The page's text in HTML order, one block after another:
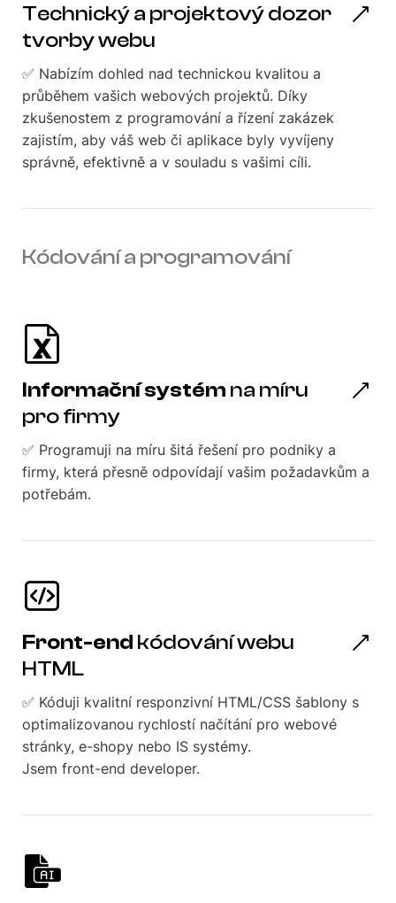
Technický a projektový dozor
tvorby webu
✅ Nabízím dohled nad technickou kvalitou a
průběhem vašich webových projektů. Díky
zkušenostem z programování a řízení zakázek
zajistím, aby váš web či aplikace byly vyvíjeny
správně, efektivně a v souladu s vašimi cíli.
Kódování a programování
Informační systém na míru
pro firmy
✅ Programuji na míru šitá řešení pro podniky a
firmy, která přesně odpovídají vašim požadavkům a
potřebám.
Front-end kódování webu
HTML
✅ Kóduji kvalitní responzivní HTML/CSS šablony s
optimalizovanou rychlostí načítání pro webové
stránky, e-shopy nebo IS systémy.
Jsem front-end developer.